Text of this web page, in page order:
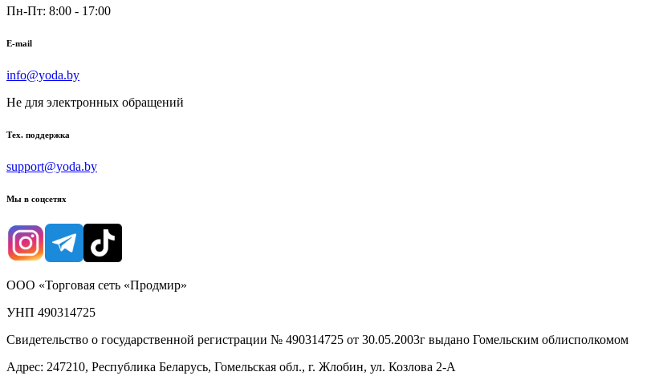
Пн-Пт: 8:00 - 17:00
E-mail
info@yoda.by
Не для электронных обращений
Тех. поддержка
support@yoda.by
Мы в соцсетях
ООО «Торговая сеть «Продмир»
УНП 490314725
Свидетельство о государственной регистрации № 490314725 от 30.05.2003г выдано Гомельским облисполкомом
Адрес: 247210, Республика Беларусь, Гомельская обл., г. Жлобин, ул. Козлова 2-А